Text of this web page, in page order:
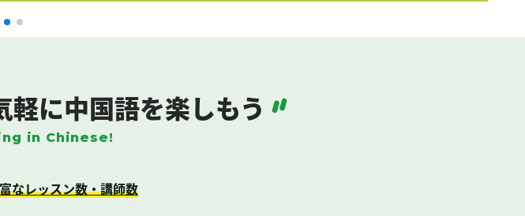
軽に中国語を楽しもう
in Chinese!
なレッスン数・講師数